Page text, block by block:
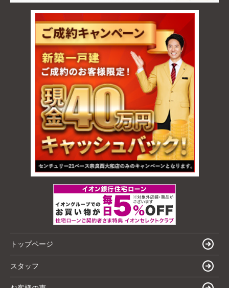
トップページ
スタッフ